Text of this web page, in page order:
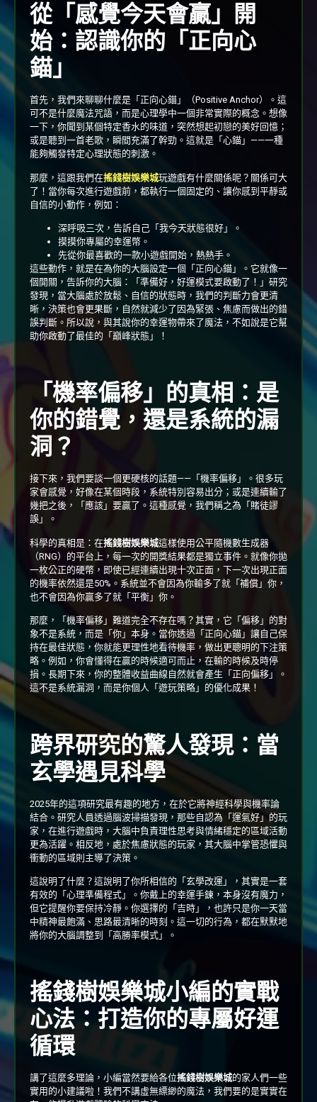
從「感覺今天會贏」開
始：認識你的「正向心
錨」
首先，我們來聊聊什麼是「正向心錨」（Positive Anchor）。這
可不是什麼魔法咒語，而是心理學中一個非常實際的概念。想像
一下，你聞到某個特定香水的味道，突然想起初戀的美好回憶；
或是聽到一首老歌，瞬間充滿了幹勁。這就是「心錨」——一種
能夠觸發特定心理狀態的刺激。
那麼，這跟我們在搖錢樹娛樂城玩遊戲有什麼關係呢？關係可大
了！當你每次進行遊戲前，都執行一個固定的、讓你感到平靜或
自信的小動作，例如：
深呼吸三次，告訴自己「我今天狀態很好」。
摸摸你專屬的幸運幣。
先從你最喜歡的一款小遊戲開始，熱熱手。
這些動作，就是在為你的大腦設定一個「正向心錨」。它就像一
個開關，告訴你的大腦：「準備好，好運模式要啟動了！」研究
發現，當大腦處於放鬆、自信的狀態時，我們的判斷力會更清
晰，決策也會更果斷，自然就減少了因為緊張、焦慮而做出的錯
誤判斷。所以說，與其說你的幸運物帶來了魔法，不如說是它幫
助你啟動了最佳的「巔峰狀態」！
「機率偏移」的真相：是
你的錯覺，還是系統的漏
洞？
接下來，我們要談一個更硬核的話題——「機率偏移」。很多玩
家會感覺，好像在某個時段，系統特別容易出分；或是連續輸了
幾把之後，「應該」要贏了。這種感覺，我們稱之為「賭徒謬
誤」。
科學的真相是：在搖錢樹娛樂城這樣使用公平隨機數生成器
（RNG）的平台上，每一次的開獎結果都是獨立事件。就像你拋
一枚公正的硬幣，即使已經連續出現十次正面，下一次出現正面
的機率依然還是50%。系統並不會因為你輸多了就「補償」你，
也不會因為你贏多了就「平衡」你。
那麼，「機率偏移」難道完全不存在嗎？其實，它「偏移」的對
象不是系統，而是「你」本身。當你透過「正向心錨」讓自己保
持在最佳狀態，你就能更理性地看待機率，做出更聰明的下注策
略。例如，你會懂得在贏的時候適可而止，在輸的時候及時停
損。長期下來，你的整體收益曲線自然就會產生「正向偏移」。
這不是系統漏洞，而是你個人「遊玩策略」的優化成果！
跨界研究的驚人發現：當
玄學遇見科學
2025年的這項研究最有趣的地方，在於它將神經科學與機率論
結合。研究人員透過腦波掃描發現，那些自認為「運氣好」的玩
家，在進行遊戲時，大腦中負責理性思考與情緒穩定的區域活動
更為活躍。相反地，處於焦慮狀態的玩家，其大腦中掌管恐懼與
衝動的區域則主導了決策。
這說明了什麼？這說明了你所相信的「玄學改運」，其實是一套
有效的「心理準備程式」。你戴上的幸運手鍊，本身沒有魔力，
但它提醒你要保持冷靜。你選擇的「吉時」，也許只是你一天當
中精神最飽滿、思路最清晰的時刻。這一切的行為，都在默默地
將你的大腦調整到「高勝率模式」。
搖錢樹娛樂城小編的實戰
心法：打造你的專屬好運
循環
講了這麼多理論，小編當然要給各位搖錢樹娛樂城的家人們一些
實用的小建議啦！我們不講虛無縹緲的魔法，我們要的是實實在